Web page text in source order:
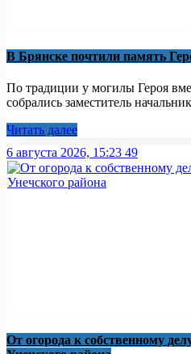
В Брянске почтили память
По традиции у могилы Героя
собрались заместитель
Читать далее
6 августа 2026, 15:23 49
От огорода к собственному